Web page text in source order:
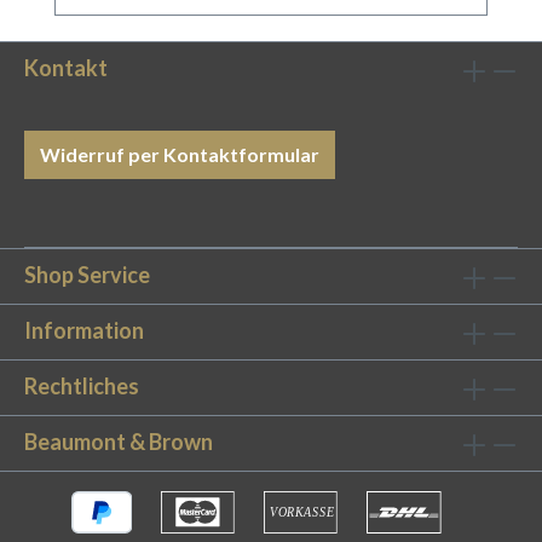
besonders saugfähigPerfekter Sitz: Unser
Kopfkissenschutz verfügt über einen
verfügbar. Allergiker-geeignet: Unsere
Schutzbezüge eignen sich auch bestens als
Schutzbezug aus reiner Baumwolle können Sie
schonen. Dank der hochwertigen Verarbeitung
ist der Bezug auch bestens für Allergiker
geeignet und unterstützen durch Saugfähigkeit
und Atmungsaktivität effizient beim
Schlafen.Ein Reißverschluss am unteren Ende
stellt die genaue Passform sicher und
verhindert, dass der Schonbezug bei
nächtlichen Bewegungen verrutscht. Dank der
Kontakt
Widerruf per Kontaktformular
Shop Service
Information
Rechtliches
Beaumont & Brown